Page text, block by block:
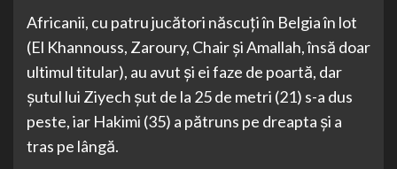
Africanii, cu patru jucători născuţi în Belgia în lot
(El Khannouss, Zaroury, Chair şi Amallah, însă doar
ultimul titular), au avut şi ei faze de poartă, dar
şutul lui Ziyech şut de la 25 de metri (21) s-a dus
peste, iar Hakimi (35) a pătruns pe dreapta şi a
tras pe lângă.